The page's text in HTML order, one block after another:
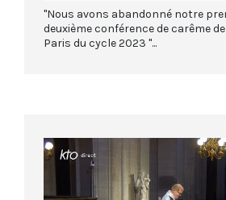
"Nous avons abandonné notre
deuxième conférence de carême
Paris du cycle 2023 "...